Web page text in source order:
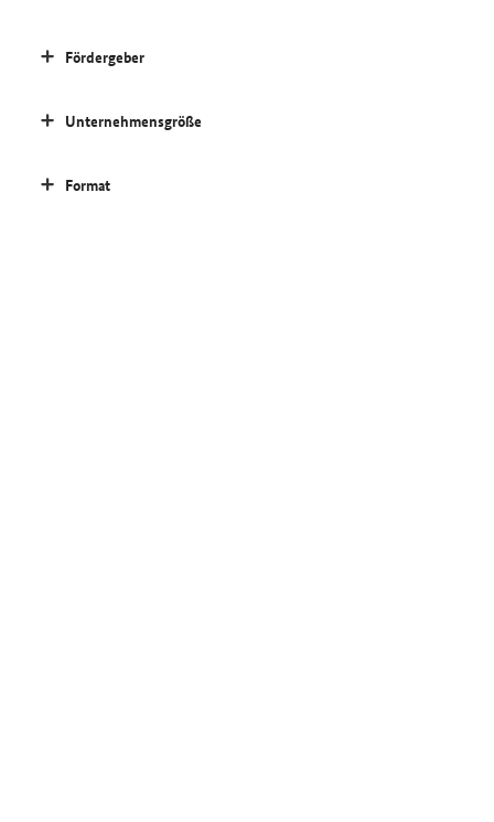
Fördergeber
Unternehmensgröße
Format